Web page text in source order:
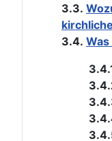
3.3.
3.4.